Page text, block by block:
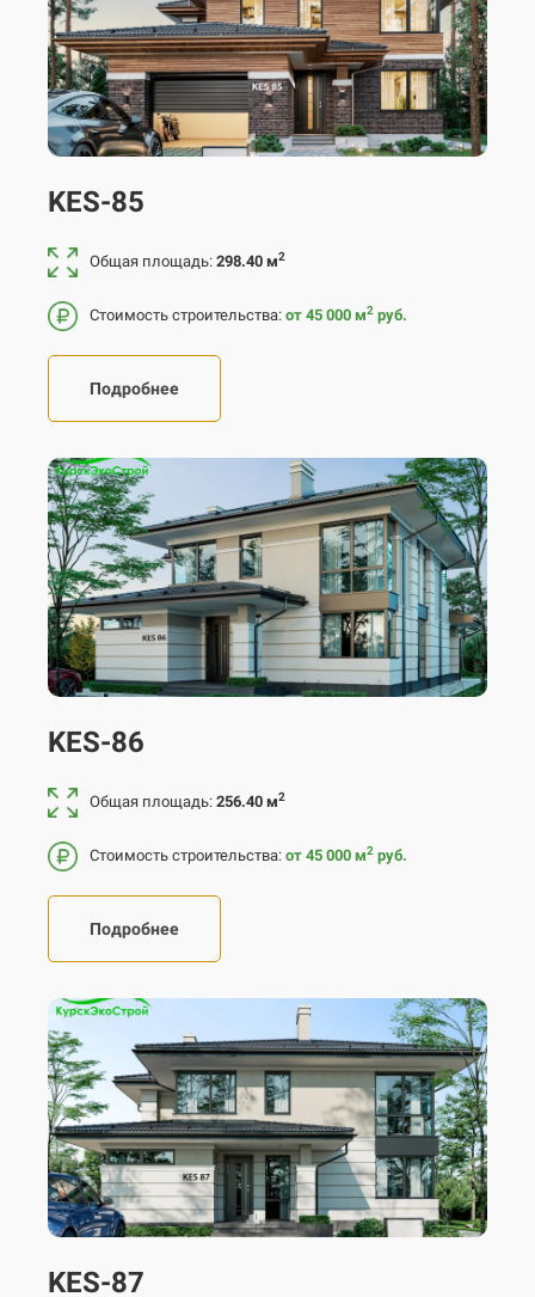
KES-85
Общая площадь: 298.40 м2
Стоимость строительства: от 45 000 м2 руб.
Подробнее
KES-86
Общая площадь: 256.40 м2
Стоимость строительства: от 45 000 м2 руб.
Подробнее
KES-87